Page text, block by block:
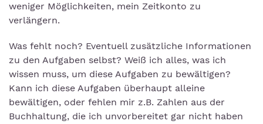
weniger Möglichkeiten, mein Zeitkonto zu
verlängern.
Was fehlt noch? Eventuell zusätzliche Informationen
zu den Aufgaben selbst? Weiß ich alles, was ich
wissen muss, um diese Aufgaben zu bewältigen?
Kann ich diese Aufgaben überhaupt alleine
bewältigen, oder fehlen mir z.B. Zahlen aus der
Buchhaltung, die ich unvorbereitet gar nicht haben